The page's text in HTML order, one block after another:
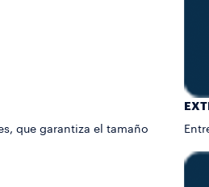
que garantiza el tamaño